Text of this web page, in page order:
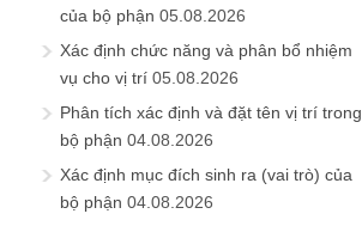
của bộ phận 05.08.2026
Xác định chức năng và phân bổ nhiệm
vụ cho vị trí 05.08.2026
Phân tích xác định và đặt tên vị trí trong
bộ phận 04.08.2026
Xác định mục đích sinh ra (vai trò) của
bộ phận 04.08.2026